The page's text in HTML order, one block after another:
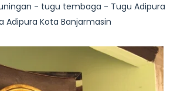
- tugu tembaga - Tugu Adipura
Adipura Kota Banjarmasin